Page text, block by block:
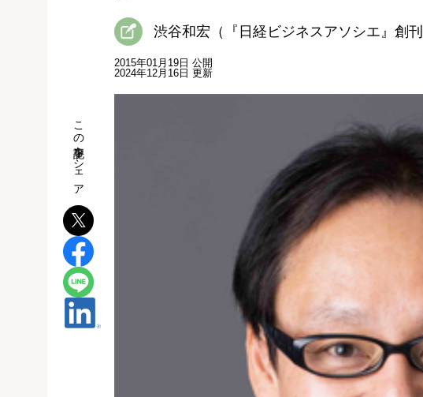
渋谷和宏（『日経ビジネスアソシエ』創
2015年01月19日 公開
2024年12月16日 更新
この記事をシェア